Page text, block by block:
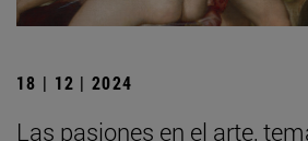
18 | 12 | 2024
Las pasiones en el arte,